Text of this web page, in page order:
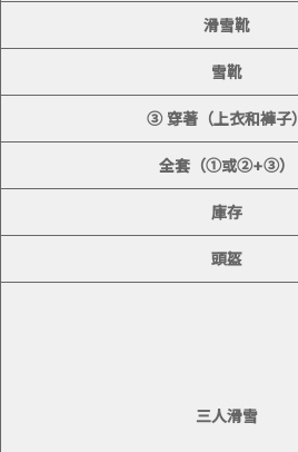
滑雪靴
雪靴
③ 穿著（上衣和褲子）
全套（①或②+③）
庫存
頭盔
三人滑雪